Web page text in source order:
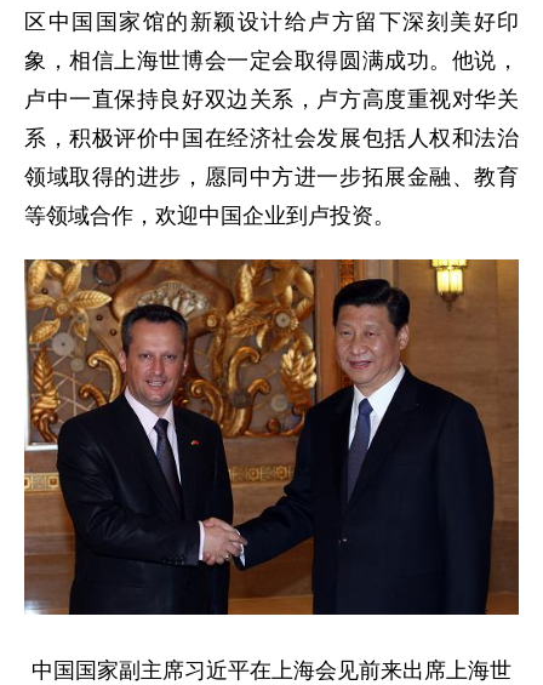
区中国国家馆的新颖设计给卢方留下深刻美好印
象，相信上海世博会一定会取得圆满成功。他说，
卢中一直保持良好双边关系，卢方高度重视对华关
系，积极评价中国在经济社会发展包括人权和法治
领域取得的进步，愿同中方进一步拓展金融、教育
等领域合作，欢迎中国企业到卢投资。
中国国家副主席习近平在上海会见前来出席上海世